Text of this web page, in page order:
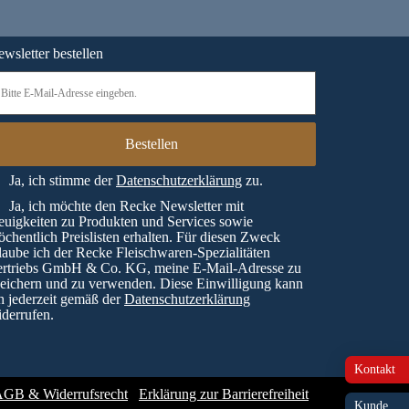
Kontakt
Kunde
bestellen
Ja, ich stimme derDatenschutzerklärung zu.
Ja, ich möchte den Recke Newsletter mit
zu Produkten und Services sowie
Preislisten erhalten. Für diesen Zweck
ich der Recke Fleischwaren-Spezialitäten
GmbH & Co. KG, meine E-Mail-Adresse zu
und zu verwenden. Diese Einwilligung kann
jederzeit gemäß derDatenschutzerklärung
& Widerrufsrecht Erklärung zur Barrierefreiheit